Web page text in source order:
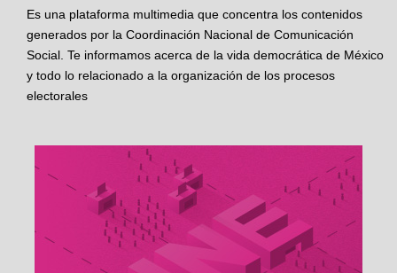
Es una plataforma multimedia que concentra los contenidos
generados por la Coordinación Nacional de Comunicación
Social. Te informamos acerca de la vida democrática de México
y todo lo relacionado a la organización de los procesos
electorales